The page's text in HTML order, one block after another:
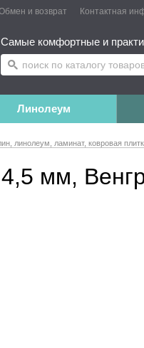
и возврат Контактная
Самые комфортные и
Линолеум
линолеум, ламинат, ковровая
мм,